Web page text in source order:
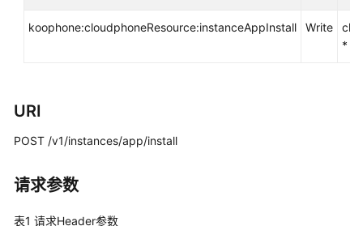
使
API
览
如
koophone:cloudphoneResource:instanceAppInstall Write
*
URI
POST /v1/instances/app/install
请求参数
表1 请求Header参数